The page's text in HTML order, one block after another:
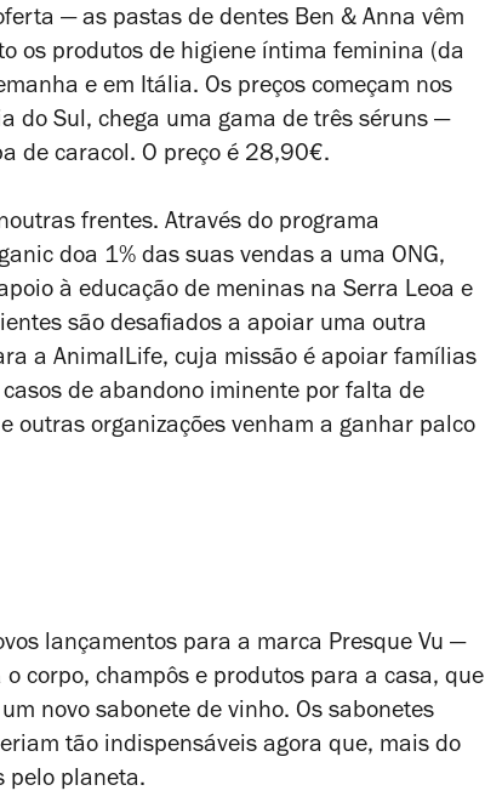
— as pastas de dentes Ben & Anna vêm
os produtos de higiene íntima feminina (da
e em Itália. Os preços começam nos
do Sul, chega uma gama de três séruns —
de caracol. O preço é 28,90€.
frentes. Através do programa
doa 1% das suas vendas a uma ONG,
à educação de meninas na Serra Leoa e
são desafiados a apoiar uma outra
a AnimalLife, cuja missão é apoiar famílias
de abandono iminente por falta de
outras organizações venham a ganhar palco
lançamentos para a marca Presque Vu —
corpo, champôs e produtos para a casa, que
novo sabonete de vinho. Os sabonetes
tão indispensáveis agora que, mais do
pelo planeta.